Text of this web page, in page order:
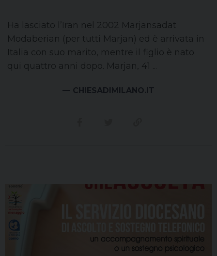
Ha lasciato l’Iran nel 2002 Marjansadat
Modaberian (per tutti Marjan) ed è arrivata in
Italia con suo marito, mentre il figlio è nato
qui quattro anni dopo. Marjan, 41 ...
— CHIESADIMILANO.IT